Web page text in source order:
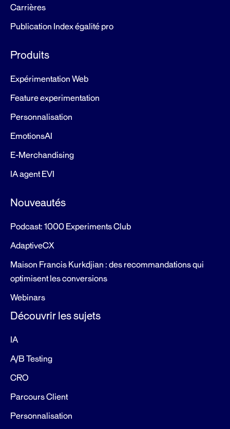
Carrières
Publication Index égalité pro
Produits
Expérimentation Web
Feature experimentation
Personnalisation
EmotionsAI
E-Merchandising
IA agent EVI
Nouveautés
Podcast: 1000 Experiments Club
AdaptiveCX
Maison Francis Kurkdjian : des recommandations qui
optimisent les conversions
Webinars
Découvrir les sujets
IA
A/B Testing
CRO
Parcours Client
Personnalisation